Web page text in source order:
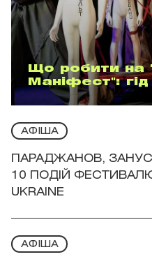
АФІША
ПАРАДЖАНОВ,
10 ПОДІЙ ФЕСТИВАЛЮ
UKRAINE
Що робити на
Маніфест":
АФІША